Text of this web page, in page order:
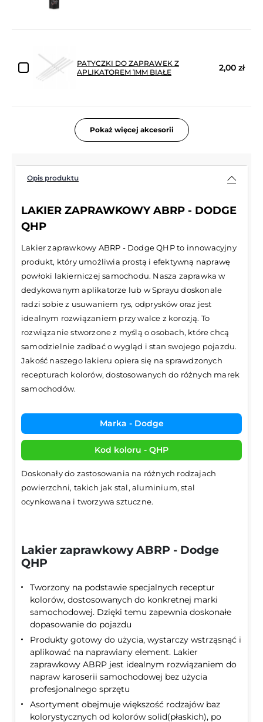
PATYCZKI DO ZAPRAWEK Z
APLIKATOREM 1MM BIAŁE
2,00 zł
Pokaż więcej akcesorii
Opis produktu
LAKIER ZAPRAWKOWY ABRP - DODGE
QHP
Lakier zaprawkowy ABRP - Dodge QHP to innowacyjny
produkt, który umożliwia prostą i efektywną naprawę
powłoki lakierniczej samochodu. Nasza zaprawka w
dedykowanym aplikatorze lub w Sprayu doskonale
radzi sobie z usuwaniem rys, odprysków oraz jest
idealnym rozwiązaniem przy walce z korozją. To
rozwiązanie stworzone z myślą o osobach, które chcą
samodzielnie zadbać o wygląd i stan swojego pojazdu.
Jakość naszego lakieru opiera się na sprawdzonych
recepturach kolorów, dostosowanych do różnych marek
samochodów.
Marka - Dodge
Kod koloru - QHP
Doskonały do zastosowania na różnych rodzajach
powierzchni, takich jak stal, aluminium, stal
ocynkowana i tworzywa sztuczne.
Lakier zaprawkowy ABRP - Dodge
QHP
Tworzony na podstawie specjalnych receptur
kolorów, dostosowanych do konkretnej marki
samochodowej. Dzięki temu zapewnia doskonałe
dopasowanie do pojazdu
Produkty gotowy do użycia, wystarczy wstrząsnąć i
aplikować na naprawiany element. Lakier
zaprawkowy ABRP jest idealnym rozwiązaniem do
napraw karoserii samochodowej bez użycia
profesjonalnego sprzętu
Asortyment obejmuje większość rodzajów baz
kolorystycznych od kolorów solid(płaskich), po